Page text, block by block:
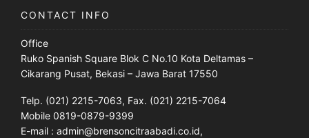
CONTACT INFO
Office
Ruko Spanish Square Blok C No.10 Kota Deltamas –
Cikarang Pusat, Bekasi – Jawa Barat 17550
Telp. (021) 2215-7063, Fax. (021) 2215-7064
Mobile 0819-0879-9399
E-mail : admin@brensoncitraabadi.co.id,